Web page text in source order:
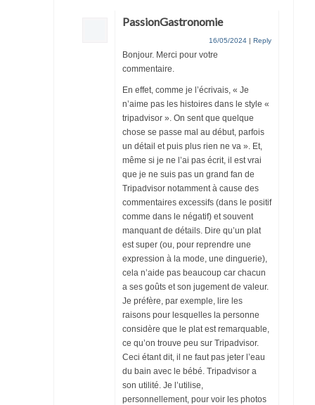
PassionGastronomie
16/05/2024 | Reply
Bonjour. Merci pour votre
commentaire.
En effet, comme je l’écrivais, « Je
n’aime pas les histoires dans le style «
tripadvisor ». On sent que quelque
chose se passe mal au début, parfois
un détail et puis plus rien ne va ». Et,
même si je ne l’ai pas écrit, il est vrai
que je ne suis pas un grand fan de
Tripadvisor notamment à cause des
commentaires excessifs (dans le positif
comme dans le négatif) et souvent
manquant de détails. Dire qu’un plat
est super (ou, pour reprendre une
expression à la mode, une dinguerie),
cela n’aide pas beaucoup car chacun
a ses goûts et son jugement de valeur.
Je préfère, par exemple, lire les
raisons pour lesquelles la personne
considère que le plat est remarquable,
ce qu’on trouve peu sur Tripadvisor.
Ceci étant dit, il ne faut pas jeter l’eau
du bain avec le bébé. Tripadvisor a
son utilité. Je l’utilise,
personnellement, pour voir les photos